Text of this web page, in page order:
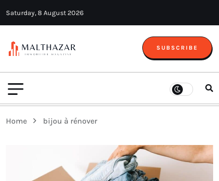
Saturday, 8 August 2026
SUBSCRIBE
Home bijou à rénover